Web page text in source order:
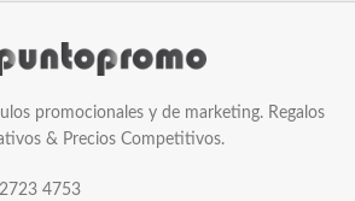
promocionales y de marketing. Regalos
& Precios Competitivos.
4753